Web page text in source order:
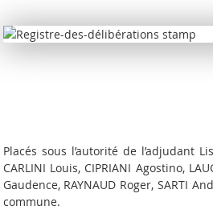
Source :
Placés sous l’autorité de l’adjudant
CARLINI Louis, CIPRIANI Agostino,
Gaudence, RAYNAUD Roger, SARTI
commune.